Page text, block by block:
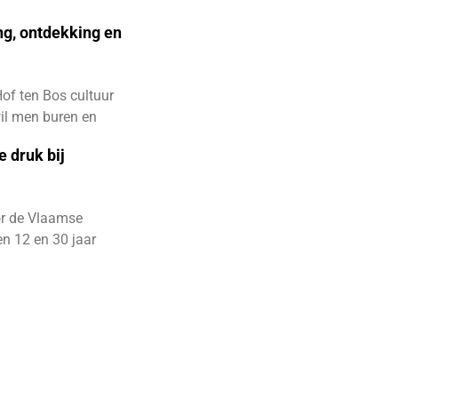
ontdekking en
ten Bos cultuur
men buren en
druk bij
de Vlaamse
12 en 30 jaar